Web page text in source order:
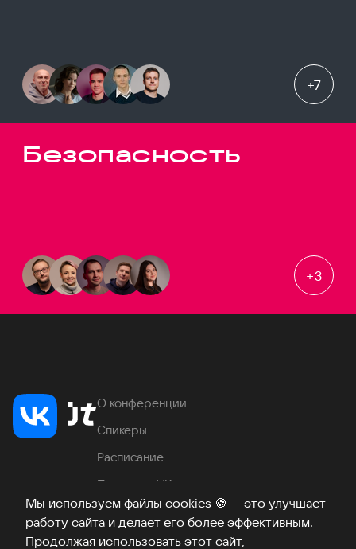
Мы используем файлы cookies 🍪 — это улучшает
работу сайта и делает его более эффективным.
Продолжая использовать этот сайт,
+7
Безопасность
+3
О конференции
Спикеры
Расписание
Продукты VK
Место проведения
Часто задаваемые вопросы